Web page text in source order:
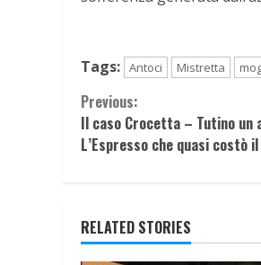
Tags: Antoci Mistretta
Continue
Reading
Previous:
Il caso Crocetta – Tutino un
L’Espresso che quasi costò
RELATED STORIES